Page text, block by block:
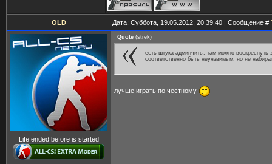
OLD Дата: Суббота, 19.05.2012, 20.39.40 | Сообщение #
Life ended before is started
Quote (strek)
есть штука админчиты, там можно воскреснуть
соответственно быть неуязвимым, но не
лучше играть по честному